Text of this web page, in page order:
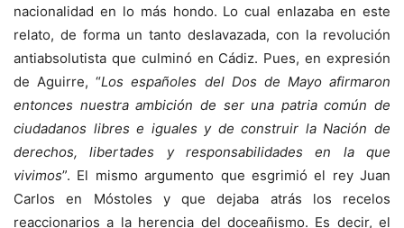
nacionalidad en lo más hondo. Lo cual enlazaba en este
relato, de forma un tanto deslavazada, con la revolución
antiabsolutista que culminó en Cádiz. Pues, en expresión
de Aguirre, “Los españoles del Dos de Mayo afirmaron
entonces nuestra ambición de ser una patria común de
ciudadanos libres e iguales y de construir la Nación de
derechos, libertades y responsabilidades en la que
vivimos”. El mismo argumento que esgrimió el rey Juan
Carlos en Móstoles y que dejaba atrás los recelos
reaccionarios a la herencia del doceañismo. Es decir, el